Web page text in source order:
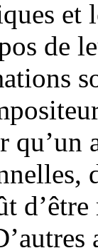
et
de
qu’un